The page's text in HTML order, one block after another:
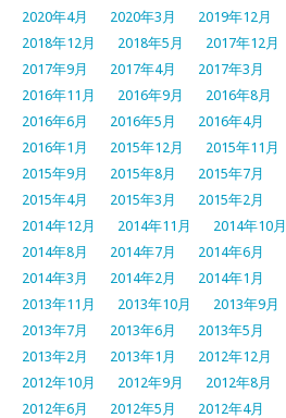
2020年4月
2020年3月 2019年12月
2018年12月
2018年5月 2017年12月
2017年9月
2017年4月 2017年3月
2016年11月
2016年9月 2016年8月
2016年6月
2016年5月 2016年4月
2016年1月
2015年12月 2015年11月
2015年9月
2015年8月 2015年7月
2015年4月
2015年3月 2015年2月
2014年12月
2014年11月 2014年10月
2014年8月
2014年7月 2014年6月
2014年3月
2014年2月 2014年1月
2013年11月
2013年10月 2013年9月
2013年7月
2013年6月 2013年5月
2013年2月
2013年1月 2012年12月
2012年10月
2012年9月 2012年8月
2012年6月
2012年5月 2012年4月